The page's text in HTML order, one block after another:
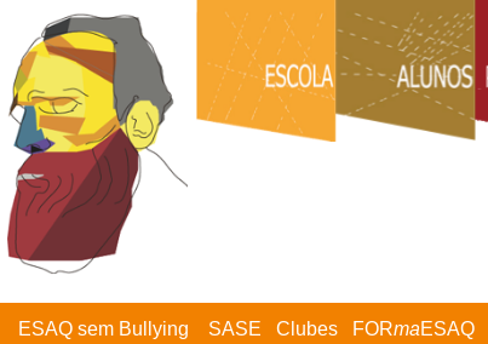
ESAQ sem Bullying SASE Clubes FORmaESAQ